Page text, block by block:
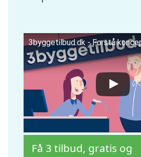
3byggetilbud.dk - Forstå
Få 3 tilbud, gratis og